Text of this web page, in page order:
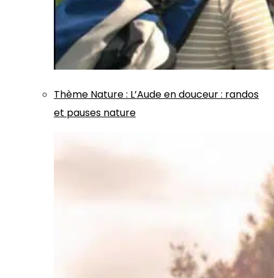
Thème Nature: L’Aude en douceur : randos
et pauses nature